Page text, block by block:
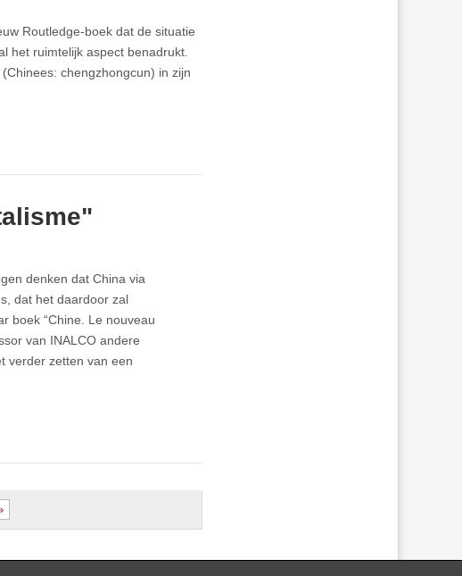
Routledge-boek dat de situatie
het ruimtelijk aspect benadrukt.
chengzhongcun) in zijn
denken dat China via
dat het daardoor zal
boek “Chine. Le nouveau
van INALCO andere
verder zetten van een